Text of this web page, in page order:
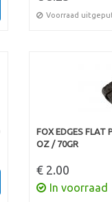
Voorraad
FOX EDGES FLAT
OZ / 70GR
€ 2.00
In voorraad